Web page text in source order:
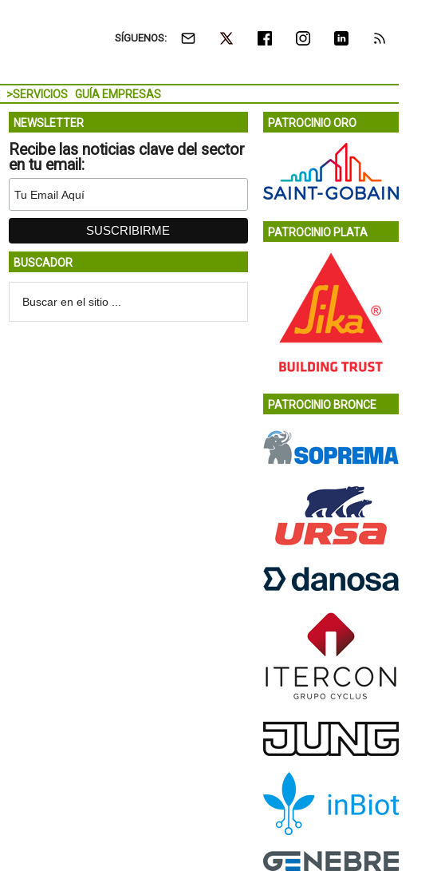
SÍGUENOS:
>SERVICIOS GUÍA EMPRESAS
NEWSLETTER
Recibe las noticias clave del sector
en tu email:
BUSCADOR
PATROCINIO ORO
PATROCINIO PLATA
PATROCINIO BRONCE